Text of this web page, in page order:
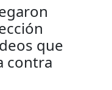
que
contra